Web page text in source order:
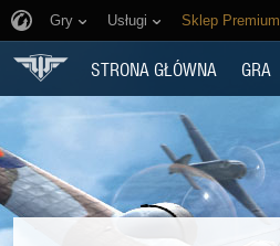
Gry Usługi Sklep Premium
STRONA GŁÓWNA GRA